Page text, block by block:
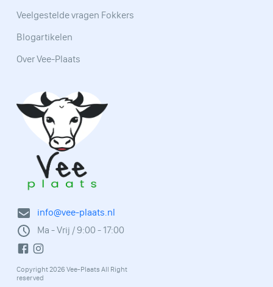
info@vee-plaats.nl
Ma - Vrij / 9:00 - 17:00
Copyright 2026 Vee-Plaats All Right
reserved
Veelgestelde vragen Fokkers
Blogartikelen
Over Vee-Plaats